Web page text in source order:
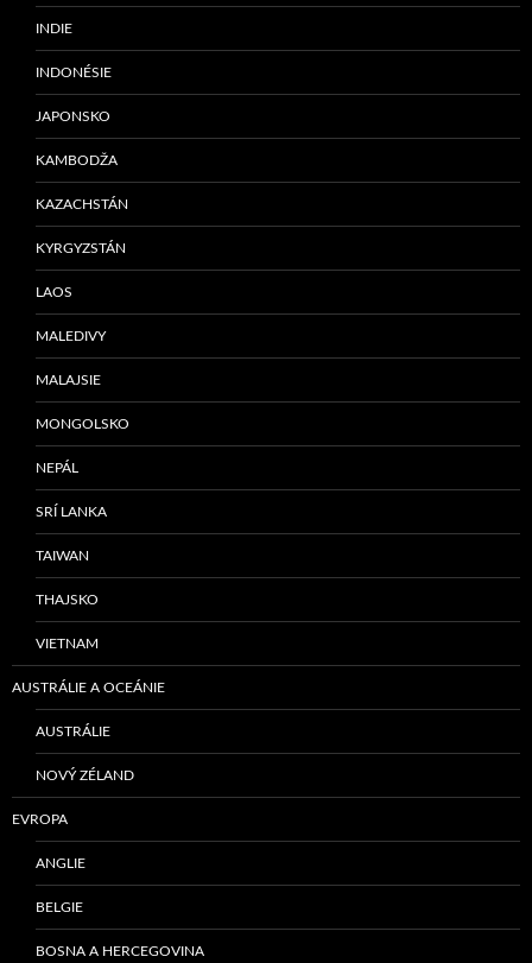
INDIE
INDONÉSIE
JAPONSKO
KAMBODŽA
KAZACHSTÁN
KYRGYZSTÁN
LAOS
MALEDIVY
MALAJSIE
MONGOLSKO
NEPÁL
SRÍ LANKA
TAIWAN
THAJSKO
VIETNAM
AUSTRÁLIE A OCEÁNIE
AUSTRÁLIE
NOVÝ ZÉLAND
EVROPA
ANGLIE
BELGIE
BOSNA A HERCEGOVINA